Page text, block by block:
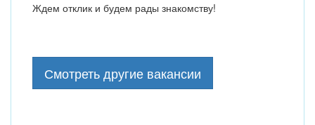
Ждем отклик и будем рады знакомству!
Смотреть другие вакансии